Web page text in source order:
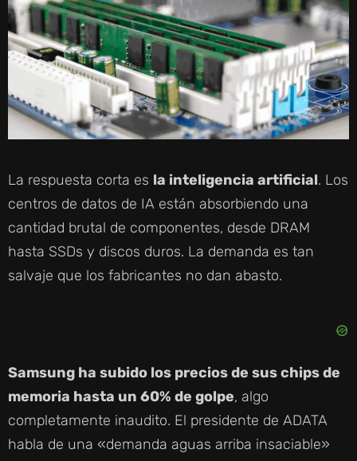
La respuesta corta es la inteligencia artificial. Los
centros de datos de IA están absorbiendo una
cantidad brutal de componentes, desde DRAM
hasta SSDs y discos duros. La demanda es tan
salvaje que los fabricantes no dan abasto.
Samsung ha subido los precios de sus chips de
memoria hasta un 60% de golpe, algo
completamente inaudito. El presidente de ADATA
habla de una «demanda aguas arriba insaciable»